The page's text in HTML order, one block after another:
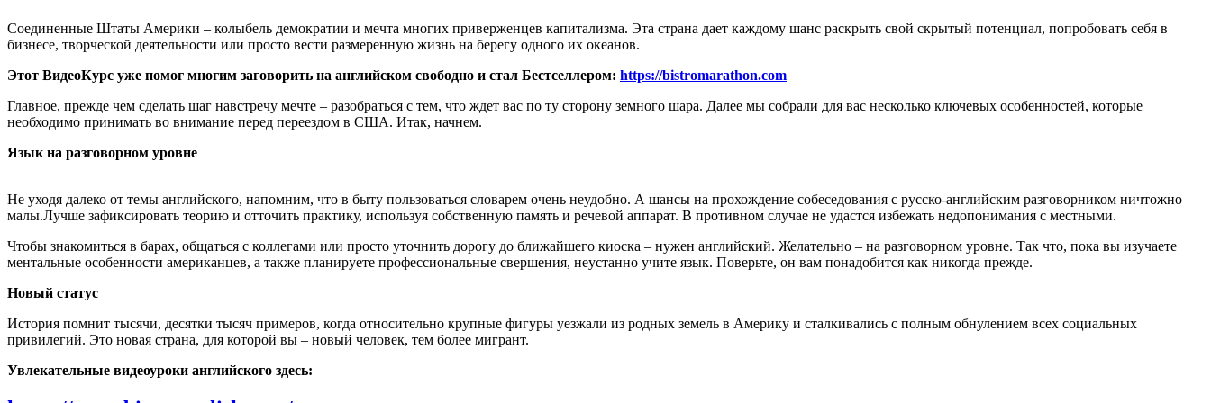
Соединенные Штаты Америки – колыбель демократии и мечта многих приверженцев капитализма. Эта страна дает каждому шанс раскрыть свой скрытый потенциал, попробовать себя в
бизнесе, творческой деятельности или просто вести размеренную жизнь на берегу одного их океанов.
Этот ВидеоКурс уже помог многим заговорить на английском свободно и стал Бестселлером: https://bistromarathon.com
Главное, прежде чем сделать шаг навстречу мечте – разобраться с тем, что ждет вас по ту сторону земного шара. Далее мы собрали для вас несколько ключевых особенностей, которые
необходимо принимать во внимание перед переездом в США. Итак, начнем.
Язык на разговорном уровне
Не уходя далеко от темы английского, напомним, что в быту пользоваться словарем очень неудобно. А шансы на прохождение собеседования с русско-английским разговорником ничтожно
малы.Лучше зафиксировать теорию и отточить практику, используя собственную память и речевой аппарат. В противном случае не удастся избежать недопонимания с местными.
Чтобы знакомиться в барах, общаться с коллегами или просто уточнить дорогу до ближайшего киоска – нужен английский. Желательно – на разговорном уровне. Так что, пока вы изучаете
ментальные особенности американцев, а также планируете профессиональные свершения, неустанно учите язык. Поверьте, он вам понадобится как никогда прежде.
Новый статус
История помнит тысячи, десятки тысяч примеров, когда относительно крупные фигуры уезжали из родных земель в Америку и сталкивались с полным обнулением всех социальных
привилегий. Это новая страна, для которой вы – новый человек, тем более мигрант.
Увлекательные видеоуроки английского здесь: